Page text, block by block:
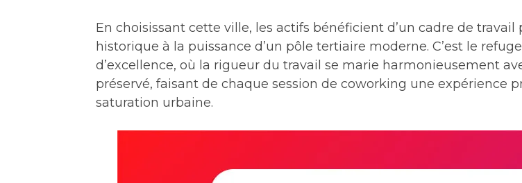
En choisissant cette ville, les actifs bénéficient d’un cadre de
historique à la puissance d’un pôle tertiaire moderne. C’est le
d’excellence, où la rigueur du travail se marie harmonieusement
préservé, faisant de chaque session de coworking une expérience
saturation urbaine.